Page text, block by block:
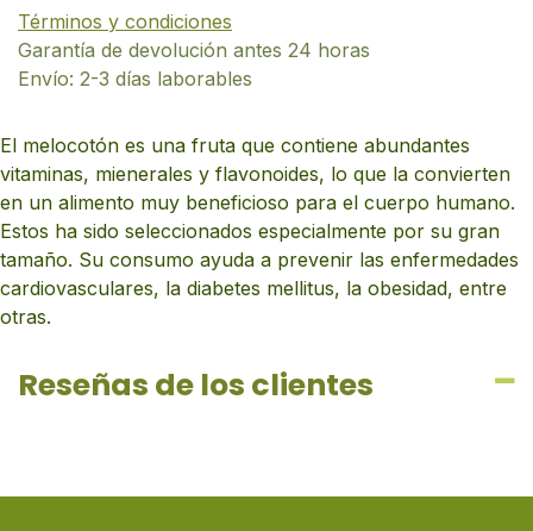
Términos y condiciones
Garantía de devolución antes 24 horas
Envío: 2-3 días laborables
El melocotón es una fruta que contiene abundantes
vitaminas, mienerales y flavonoides, lo que la convierten
en un alimento muy beneficioso para el cuerpo humano.
Estos ha sido seleccionados especialmente por su gran
tamaño. Su consumo ayuda a prevenir las enfermedades
cardiovasculares, la diabetes mellitus, la obesidad, entre
otras.
Reseñas de los clientes